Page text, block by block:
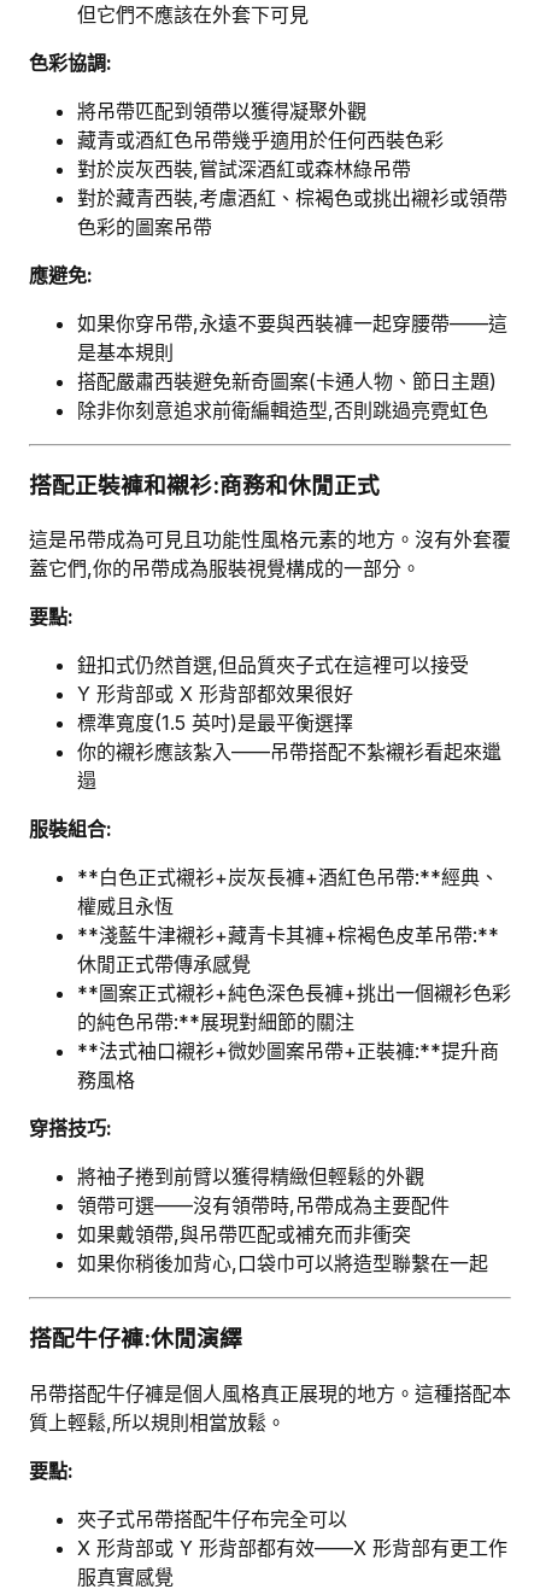
但它們不應該在外套下可見
色彩協調:
將吊帶匹配到領帶以獲得凝聚外觀
藏青或酒紅色吊帶幾乎適用於任何西裝色彩
對於炭灰西裝,嘗試深酒紅或森林綠吊帶
對於藏青西裝,考慮酒紅、棕褐色或挑出襯衫或領帶
色彩的圖案吊帶
應避免:
如果你穿吊帶,永遠不要與西裝褲一起穿腰帶——這
是基本規則
搭配嚴肅西裝避免新奇圖案(卡通人物、節日主題)
除非你刻意追求前衛編輯造型,否則跳過亮霓虹色
搭配正裝褲和襯衫:商務和休閒正式
這是吊帶成為可見且功能性風格元素的地方。沒有外套覆
蓋它們,你的吊帶成為服裝視覺構成的一部分。
要點:
鈕扣式仍然首選,但品質夾子式在這裡可以接受
Y 形背部或 X 形背部都效果很好
標準寬度(1.5 英吋)是最平衡選擇
你的襯衫應該紮入——吊帶搭配不紮襯衫看起來邋
遢
服裝組合:
**白色正式襯衫+炭灰長褲+酒紅色吊帶:**經典、
權威且永恆
**淺藍牛津襯衫+藏青卡其褲+棕褐色皮革吊帶:**
休閒正式帶傳承感覺
**圖案正式襯衫+純色深色長褲+挑出一個襯衫色彩
的純色吊帶:**展現對細節的關注
**法式袖口襯衫+微妙圖案吊帶+正裝褲:**提升商
務風格
穿搭技巧:
將袖子捲到前臂以獲得精緻但輕鬆的外觀
領帶可選——沒有領帶時,吊帶成為主要配件
如果戴領帶,與吊帶匹配或補充而非衝突
如果你稍後加背心,口袋巾可以將造型聯繫在一起
搭配牛仔褲:休閒演繹
吊帶搭配牛仔褲是個人風格真正展現的地方。這種搭配本
質上輕鬆,所以規則相當放鬆。
要點:
夾子式吊帶搭配牛仔布完全可以
X 形背部或 Y 形背部都有效——X 形背部有更工作
服真實感覺